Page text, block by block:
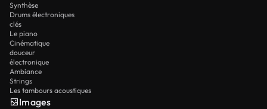
Synthèse
Drums électroniques
clés
Le piano
Cinématique
douceur
électronique
Ambiance
Strings
Les tambours acoustiques
Images